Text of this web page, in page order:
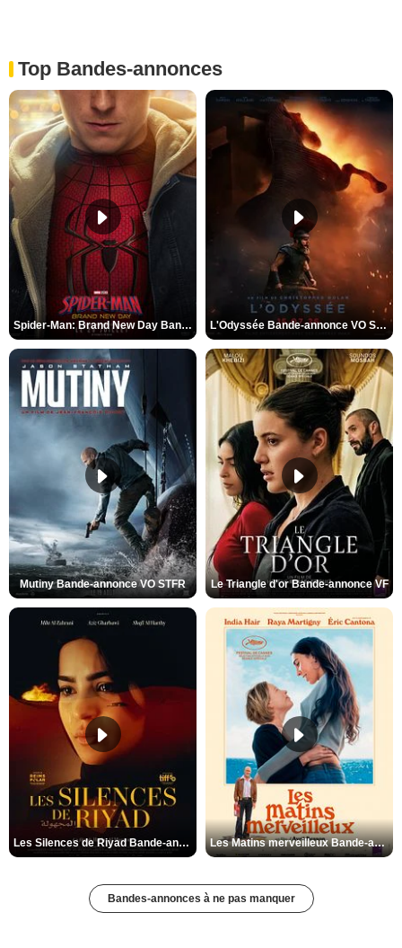
Top Bandes-annonces
Spider-Man: Brand New Day Bande-annonce VO STFR L'Odyssée Bande-annonce VO STFR
Mutiny Bande-annonce VO STFR Le Triangle d'or Bande-annonce VF
Les Silences de Riyad Bande-annonce VO STFR Les Matins merveilleux Bande-annonce VF
Bandes-annonces à ne pas manquer